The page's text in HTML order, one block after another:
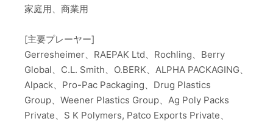
家庭用、商業用
[主要プレーヤー]
Gerresheimer、RAEPAK Ltd、Rochling、Berry
Global、C.L. Smith、O.BERK、ALPHA PACKAGING、
Alpack、Pro-Pac Packaging、Drug Plastics
Group、Weener Plastics Group、Ag Poly Packs
Private、S K Polymers, Patco Exports Private、